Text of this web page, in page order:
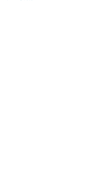
世音菩薩普門品偈頌，身